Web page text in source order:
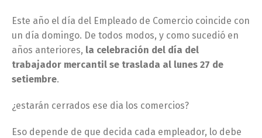
Este año el día del Empleado de Comercio coincide con
un día domingo. De todos modos, y como sucedió en
años anteriores, la celebración del día del
trabajador mercantil se traslada al lunes 27 de
setiembre.
¿estarán cerrados ese dia los comercios?
Eso depende de que decida cada empleador, lo debe